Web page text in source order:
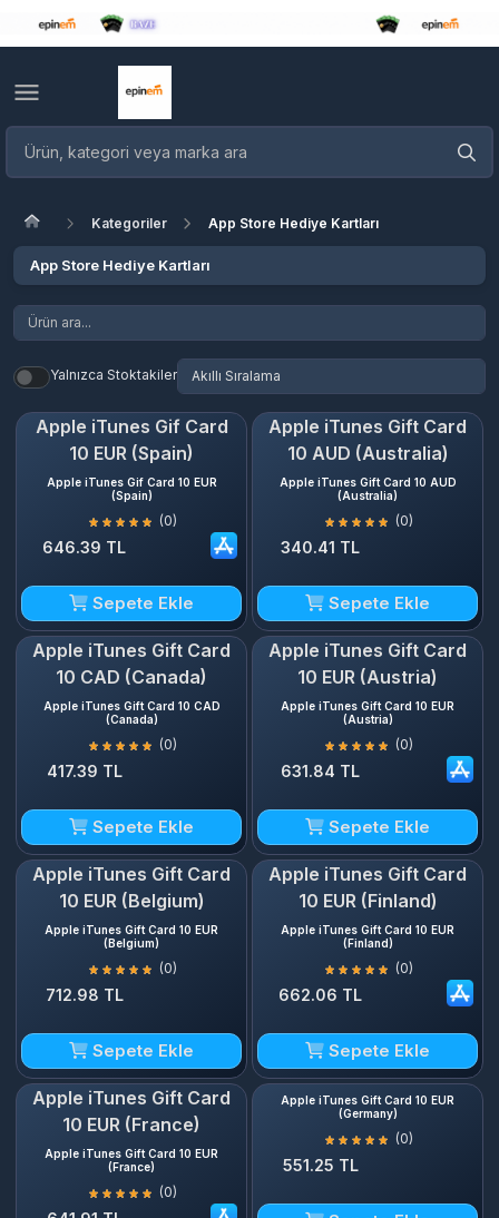
Kategoriler App Store Hediye Kartları
App Store Hediye Kartları
Yalnızca Stoktakiler
Apple iTunes Gif Card
10 EUR (Spain)
Apple iTunes Gif Card 10 EUR
(Spain)
(0)
646.39 TL
Sepete Ekle
Apple iTunes Gift Card
10 AUD (Australia)
Apple iTunes Gift Card 10 AUD
(Australia)
(0)
340.41 TL
Sepete Ekle
Apple iTunes Gift Card
10 CAD (Canada)
Apple iTunes Gift Card 10 CAD
(Canada)
(0)
417.39 TL
Sepete Ekle
Apple iTunes Gift Card
10 EUR (Austria)
Apple iTunes Gift Card 10 EUR
(Austria)
(0)
631.84 TL
Sepete Ekle
Apple iTunes Gift Card
10 EUR (Belgium)
Apple iTunes Gift Card 10 EUR
(Belgium)
(0)
712.98 TL
Sepete Ekle
Apple iTunes Gift Card
10 EUR (Finland)
Apple iTunes Gift Card 10 EUR
(Finland)
(0)
662.06 TL
Sepete Ekle
Apple iTunes Gift Card
10 EUR (France)
Apple iTunes Gift Card 10 EUR
(France)
(0)
Apple iTunes Gift Card 10 EUR
(Germany)
(0)
551.25 TL